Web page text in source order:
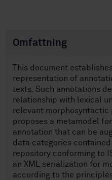
Omfattning
This document
representation of
texts. Such annotations
relationship with lexical
relevant morphosyntactic
proposes a metamodel
annotation that can be
data categories
repository conforming to
an XML serialization for
according to the